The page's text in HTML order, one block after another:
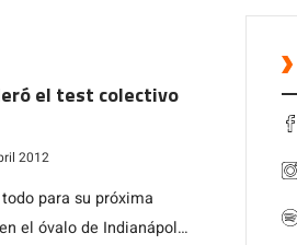
el test colectivo
2012
para su próxima
el óvalo de Indianápolis